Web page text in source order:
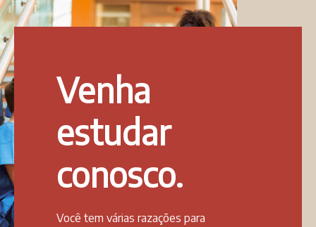
Venha
estudar
conosco.
Você tem várias razações para